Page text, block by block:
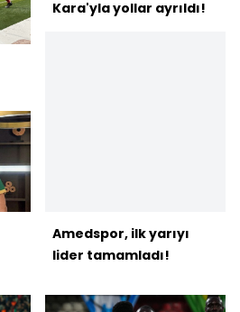
Kara'yla yollar ayrıldı!
Amedspor, ilk yarıyı
lider tamamladı!